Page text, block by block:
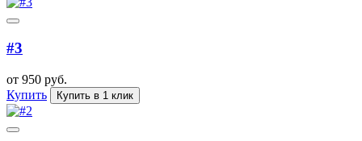
#3
от 950 руб.
Купить
Купить в 1 клик